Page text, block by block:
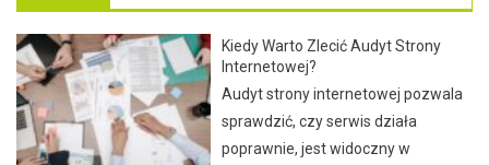
Kiedy Warto Zlecić Audyt Strony
Internetowej?
Audyt strony internetowej pozwala
sprawdzić, czy serwis działa
poprawnie, jest widoczny w